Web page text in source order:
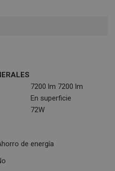
7200 lm 7200 lm
En superficie
72W
de energía